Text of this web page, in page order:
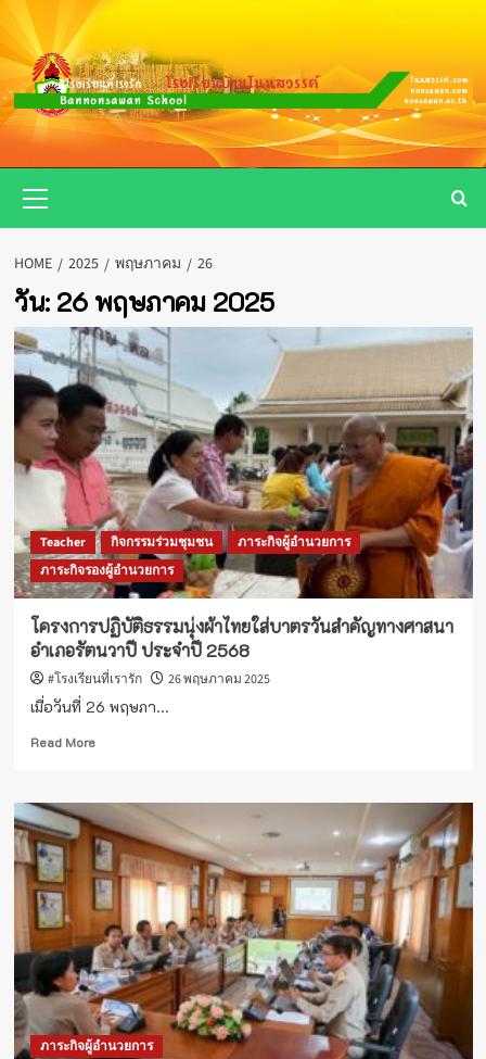
Skip
content
Menu
HOME 2025 พฤษภาคม 26
วัน: 26 พฤษภาคม 2025
Teacher กิจกรรมร่วมชุมชน
ภาระกิจผู้อำนวยการ
ภาระกิจรองผู้อำนวยการ
โครงการปฏิบัติธรรมนุ่งผ้าไทยใส่บาตรวันสำคัญทางศาสนา
อำเภอรัตนวาปี ประจำปี 2568
#โรงเรียนที่เรารัก 26 พฤษภาคม 2025
เมื่อวันที่ 26 พฤษภา...
Read MoreRead
โครงการ
ปฏิบัติ
ธรรม
นุ่ง
ผ้า
ไทย
ใส่
บาตร
วัน
สำคัญ
ทาง
ศาสนา
อำเภอ
ภาระกิจผู้อำนวยการ